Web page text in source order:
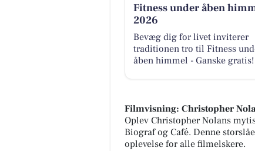
Fitness under åben
2026
Bevæg dig for livet inviterer
traditionen tro til Fitness
åben himmel - Ganske gratis!
Filmvisning: Christopher
Oplev Christopher Nolans
Biograf og Café. Denne
oplevelse for alle filmelskere.